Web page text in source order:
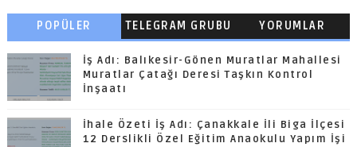
POPÜLER
BAŞLIKLAR
TELEGRAM GRUBU YORUMLAR
İş Adı: Balıkesir-Gönen Muratlar Mahallesi
Muratlar Çatağı Deresi Taşkın Kontrol
İnşaatı
İhale Özeti İş Adı: Çanakkale İli Biga İlçesi
12 Derslikli Özel Eğitim Anaokulu Yapım İşi